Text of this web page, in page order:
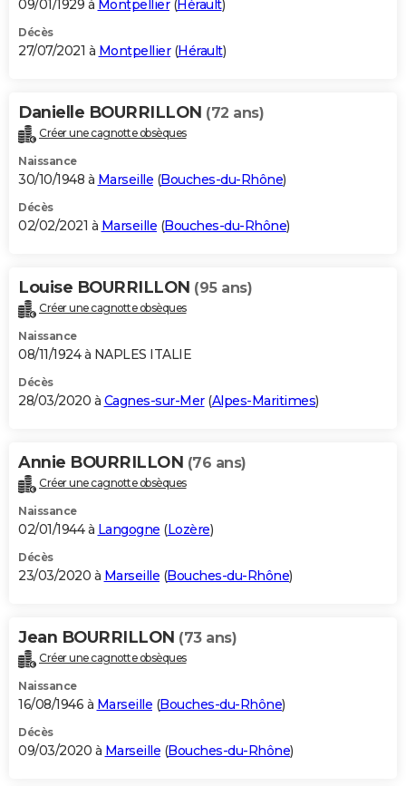
09/01/1929 à Montpellier(Hérault)
Décès
27/07/2021 à Montpellier(Hérault)
Danielle BOURRILLON (72 ans)
Créer une cagnotte obsèques
Naissance
30/10/1948 à Marseille (Bouches-du-Rhône)
Décès
02/02/2021 à Marseille (Bouches-du-Rhône)
Louise BOURRILLON (95 ans)
Créer une cagnotte obsèques
Naissance
08/11/1924 à NAPLES ITALIE
Décès
28/03/2020 à Cagnes-sur-Mer(Alpes-Maritimes)
Annie BOURRILLON (76 ans)
Créer une cagnotte obsèques
Naissance
02/01/1944 à Langogne (Lozère)
Décès
23/03/2020 à Marseille (Bouches-du-Rhône)
Jean BOURRILLON (73 ans)
Créer une cagnotte obsèques
Naissance
16/08/1946 à Marseille (Bouches-du-Rhône)
Décès
09/03/2020 à Marseille (Bouches-du-Rhône)